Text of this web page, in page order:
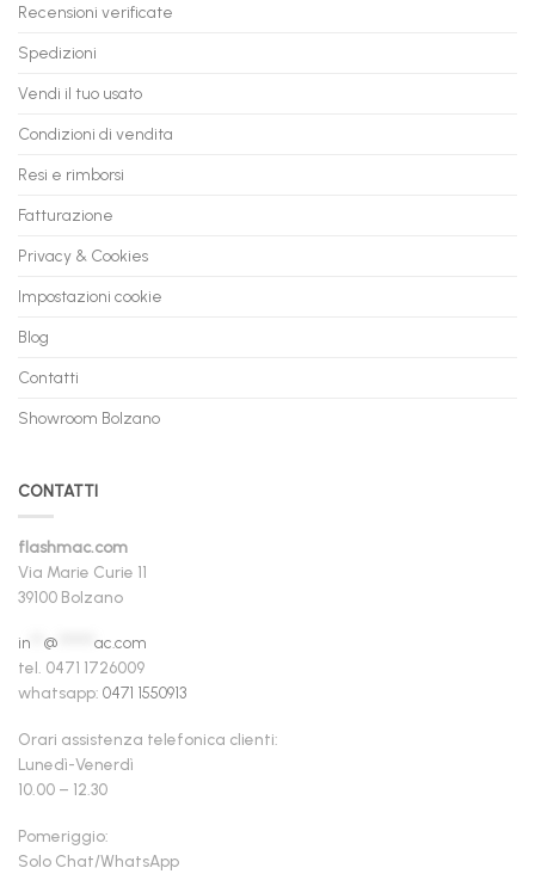
Recensioni verificate
Spedizioni
Vendi il tuo usato
Condizioni di vendita
Resi e rimborsi
Fatturazione
Privacy & Cookies
Impostazioni cookie
Blog
Contatti
Showroom Bolzano
CONTATTI
flashmac.com
Via Marie Curie 11
39100 Bolzano
in @
ac.com
tel. 0471 1726009
whatsapp: 0471 1550913
Orari assistenza telefonica clienti:
Lunedì-Venerdì
10.00 – 12.30
Pomeriggio:
Solo Chat/WhatsApp